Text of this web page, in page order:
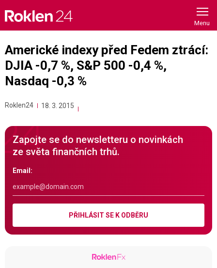
content
Americké indexy před Fedem ztrácí:
DJIA -0,7 %, S&P 500 -0,4 %,
Nasdaq -0,3 %
Roklen24 18. 3. 2015
Zapojte se do newsletteru o novinkách
ze světa finančních trhů.
Email:
PŘIHLÁSIT SE K ODBĚRU